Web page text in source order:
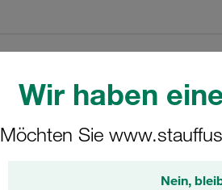
Wir haben
Möchten Sie
Nein,